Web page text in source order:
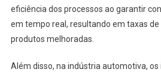
eficiência dos processos ao garantir
em tempo real, resultando em taxas
produtos melhoradas.
Além disso, na indústria automotiva,